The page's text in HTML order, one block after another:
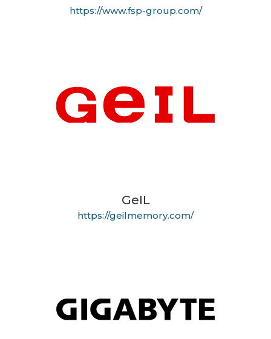
https://www.fsp-group.com/
GeIL
https://geilmemory.com/